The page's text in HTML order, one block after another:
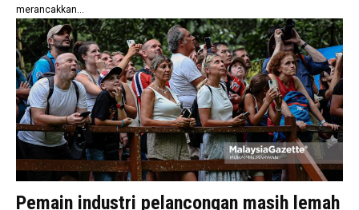
merancakkan...
Pemain industri pelancongan masih lemah